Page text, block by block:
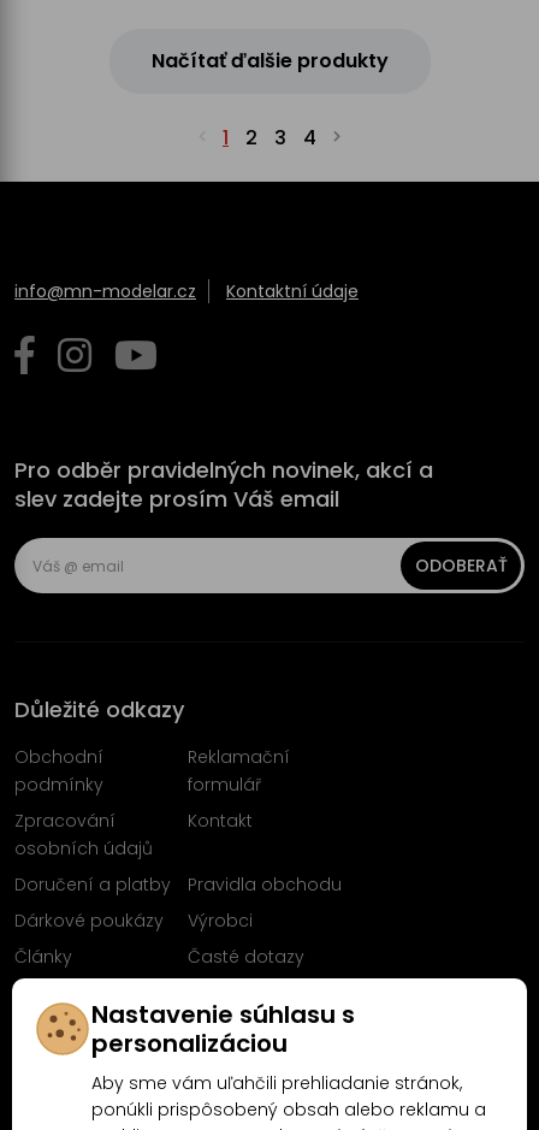
Načítať ďalšie produkty
1 2 3 4
info@mn-modelar.cz Kontaktní údaje
Pro odběr pravidelných novinek, akcí a
slev zadejte prosím Váš email
ODOBERAŤ
Důležité odkazy
Obchodní
podmínky
Reklamační
formulář
Zpracování
osobních údajů
Kontakt
Doručení a platby
Pravidla obchodu
Dárkové poukázy
Výrobci
Články
Časté dotazy
FacebookuNastavenie súhlasu s
personalizáciou
Aby sme vám uľahčili prehliadanie stránok,
ponúkli prispôsobený obsah alebo reklamu a